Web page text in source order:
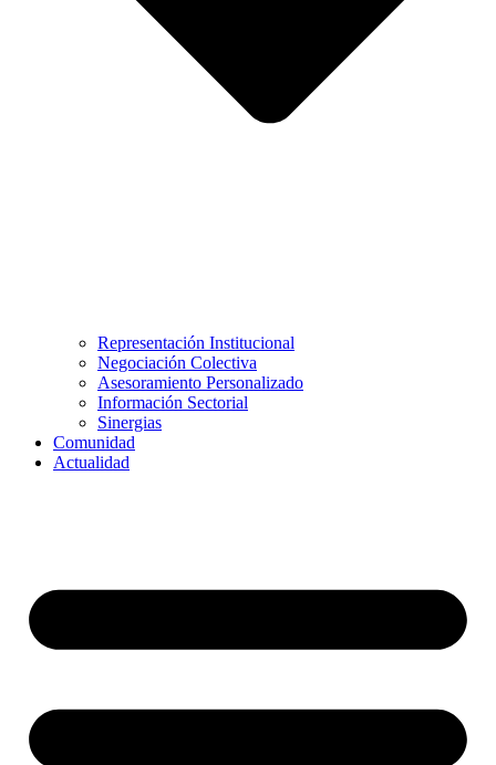
Representación Institucional
Negociación Colectiva
Asesoramiento Personalizado
Información Sectorial
Sinergias
Comunidad
Actualidad